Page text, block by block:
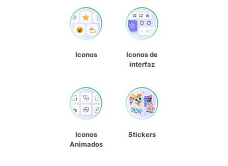
Iconos
Iconos de
interfaz
Iconos
Animados
Stickers